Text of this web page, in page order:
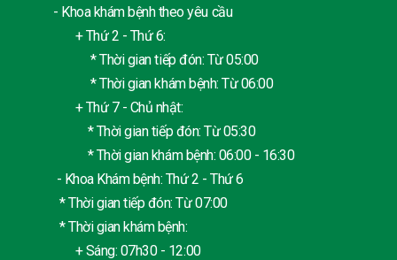
- Khoa khám bệnh theo yêu cầu
+ Thứ 2 - Thứ 6:
* Thời gian tiếp đón: Từ 05:00
* Thời gian khám bệnh: Từ 06:00
+ Thứ 7 - Chủ nhật:
* Thời gian tiếp đón: Từ 05:30
* Thời gian khám bệnh: 06:00 - 16:30
- Khoa Khám bệnh: Thứ 2 - Thứ 6
* Thời gian tiếp đón: Từ 07:00
* Thời gian khám bệnh:
+ Sáng: 07h30 - 12:00